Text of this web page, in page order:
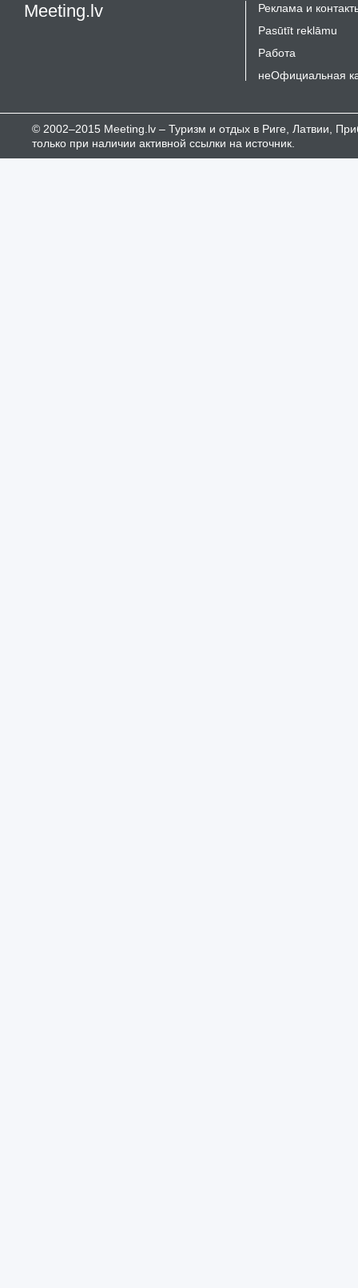
Meeting.lv
Реклама и
Pasūtīt reklāmu
Работа
неОфициальная
© 2002–2015 Meeting.lv – Туризм и отдых в Риге, Латвии,
только при наличии активной ссылки на источник.